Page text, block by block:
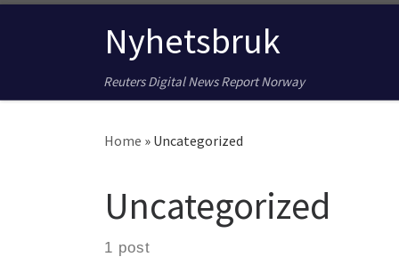
Skip to contentNyhetsbruk
Reuters Digital News Report Norway
Home » Uncategorized
Uncategorized
1 post